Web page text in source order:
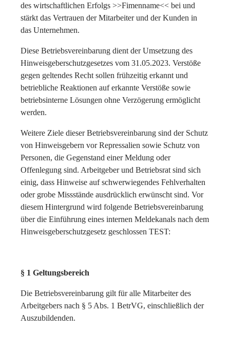
des wirtschaftlichen Erfolgs >>Fimenname<< bei und
stärkt das Vertrauen der Mitarbeiter und der Kunden in
das Unternehmen.
Diese Betriebsvereinbarung dient der Umsetzung des
Hinweisgeberschutzgesetzes vom 31.05.2023. Verstöße
gegen geltendes Recht sollen frühzeitig erkannt und
betriebliche Reaktionen auf erkannte Verstöße sowie
betriebsinterne Lösungen ohne Verzögerung ermöglicht
werden.
Weitere Ziele dieser Betriebsvereinbarung sind der Schutz
von Hinweisgebern vor Repressalien sowie Schutz von
Personen, die Gegenstand einer Meldung oder
Offenlegung sind. Arbeitgeber und Betriebsrat sind sich
einig, dass Hinweise auf schwerwiegendes Fehlverhalten
oder grobe Missstände ausdrücklich erwünscht sind. Vor
diesem Hintergrund wird folgende Betriebsvereinbarung
über die Einführung eines internen Meldekanals nach dem
Hinweisgeberschutzgesetz geschlossen TEST:
§ 1 Geltungsbereich
Die Betriebsvereinbarung gilt für alle Mitarbeiter des
Arbeitgebers nach § 5 Abs. 1 BetrVG, einschließlich der
Auszubildenden.